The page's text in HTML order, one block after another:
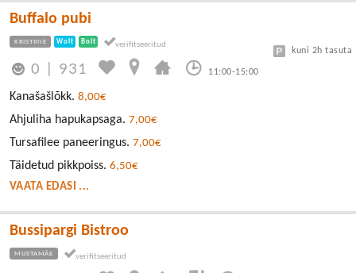
Buffalo pubi
KRISTIINE Wolt Bolt
0 931 11:00-15:00
kuni 2h tasuta
Kanašašlõkk. 8,00€
Ahjuliha hapukapsaga. 7,00€
Tursafilee paneeringus. 7,00€
Täidetud pikkpoiss. 6,50€
VAATA EDASI ...
Bussipargi Bistroo
MUSTAMÄE